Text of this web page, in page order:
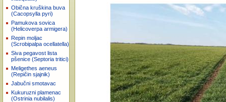
Obična kruškina buva
(Cacopsylla pyri)
Pamukova sovica
(Helicoverpa armigera)
Repin moljac
(Scrobipalpa ocellatella)
Siva pegavost lista
pšenice (Septoria tritici)
Meligethes aeneus
(Repičin sjajnik)
Jabučni smotavac
Kukuruzni plamenac
(Ostrinia nubilalis)